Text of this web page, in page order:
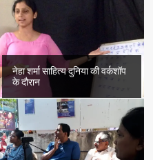
नेहा शर्मा साहित्य दुनिया की वर्कशॉप
के दौरान